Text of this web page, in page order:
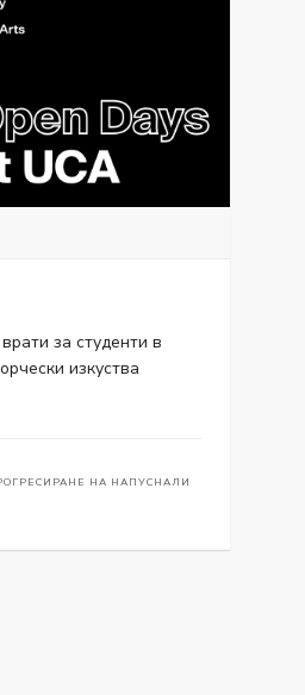
за студенти в
изкуства
НА НАПУСНАЛИ